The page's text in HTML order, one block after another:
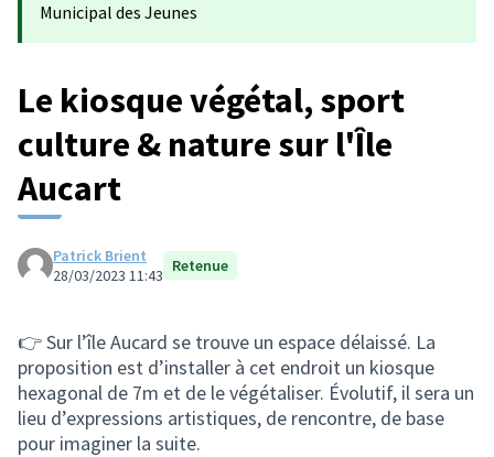
Municipal des Jeunes
Le kiosque végétal, sport
culture & nature sur l'Île
Aucart
Patrick Brient
28/03/2023 11:43 Retenue
👉 Sur l’île Aucard se trouve un espace délaissé. La
proposition est d’installer à cet endroit un kiosque
hexagonal de 7m et de le végétaliser. Évolutif, il sera un
lieu d’expressions artistiques, de rencontre, de base
pour imaginer la suite.